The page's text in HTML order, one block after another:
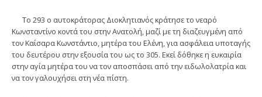
Το 293 ο αυτοκράτορας Διοκλητιανός κράτησε το νεαρό
Κωνσταντίνο κοντά του στην Ανατολή, μαζί με τη διαζευγμένη από
τον Καίσαρα Κωνστάντιο, μητέρα του Ελένη, για ασφάλεια υποταγής
του δευτέρου στην εξουσία του ως το 305. Εκεί δόθηκε η ευκαιρία
στην αγία μητέρα του να τον αποσπάσει από την ειδωλολατρία και
να τον γαλουχήσει στη νέα πίστη.